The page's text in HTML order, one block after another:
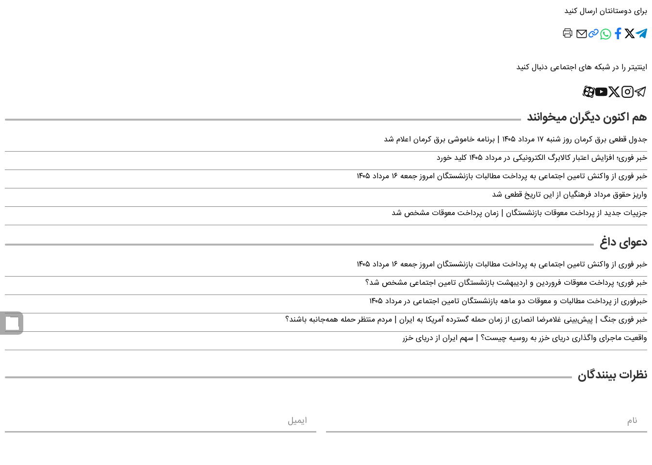
برای دوستانتان ارسال کنید
اینتیتر را در شبکه های اجتماعی دنبال کنید
هم اکنون دیگران میخوانند
جدول قطعی برق کرمان روز شنبه ۱۷ مرداد ۱۴۰۵ | برنامه خاموشی برق کرمان اعلام شد
خبر فوری؛ افزایش اعتبار کالابرگ الکترونیکی در مرداد ۱۴۰۵ کلید خورد
خبر فوری از واکنش تامین اجتماعی به پرداخت مطالبات بازنشستگان امروز جمعه ۱۶ مرداد ۱۴۰۵
واریز حقوق مرداد فرهنگیان از این تاریخ قطعی شد
جزییات جدید از پرداخت معوقات بازنشستگان | زمان پرداخت معوقات مشخص شد
دعوای داغ
خبر فوری از واکنش تامین اجتماعی به پرداخت مطالبات بازنشستگان امروز جمعه ۱۶ مرداد ۱۴۰۵
خبر فوری؛ پرداخت معوقات فروردین و اردیبهشت بازنشستگان تامین اجتماعی مشخص شد؟
خبرفوری از پرداخت مطالبات و معوقات دو ماهه بازنشستگان تامین اجتماعی در مرداد ۱۴۰۵
خبر فوری جنگ | پیش‌بینی غلامرضا انصاری از زمان حمله گسترده آمریکا به ایران | مردم منتظر حمله همه‌جانبه باشند؟
واقعیت ماجرای واگذاری دریای خزر به روسیه چیست؟ | سهم ایران از دریای خزر
نظرات بینندگان
نام ایمیل